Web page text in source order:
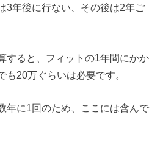
3年後に行ない、その後は2年ご
すると、 フィットの1年間にかか
も20万ぐらいは必要です。
年に1回のため、ここには含んで